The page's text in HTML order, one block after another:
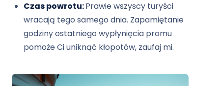
Czas powrotu:Prawie wszyscy turyści
wracają tego samego dnia. Zapamiętanie
godziny ostatniego wypłynięcia promu
pomoże Ci uniknąć kłopotów, zaufaj mi.